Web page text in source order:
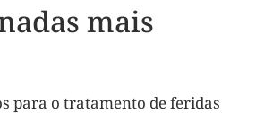
mais
para o tratamento de feridas